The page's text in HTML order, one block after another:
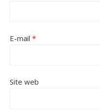
E-mail *
Site web